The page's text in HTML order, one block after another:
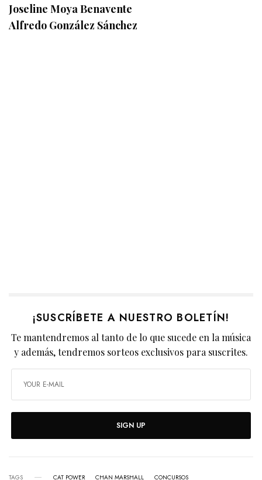
Joseline Moya Benavente
Alfredo González Sánchez
¡SUSCRÍBETE A NUESTRO BOLETÍN!
Te mantendremos al tanto de lo que sucede en la música
y además, tendremos sorteos exclusivos para suscrites.
SIGN UP
TAGS CAT POWER CHAN MARSHALL CONCURSOS